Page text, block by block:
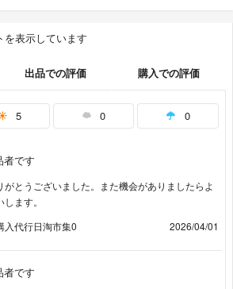
を表示しています
出品での評価 購入での評価
5 0 0
者です
がとうございました。また機会がありましたらよ
ます。
入代行日淘市集0
2026/04/01
者です